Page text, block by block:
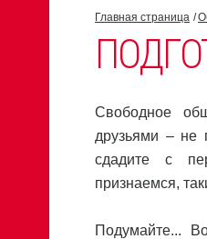
Главная страница
Свободное
друзьями – не
сдадите с
признаемся,
Подумайте...